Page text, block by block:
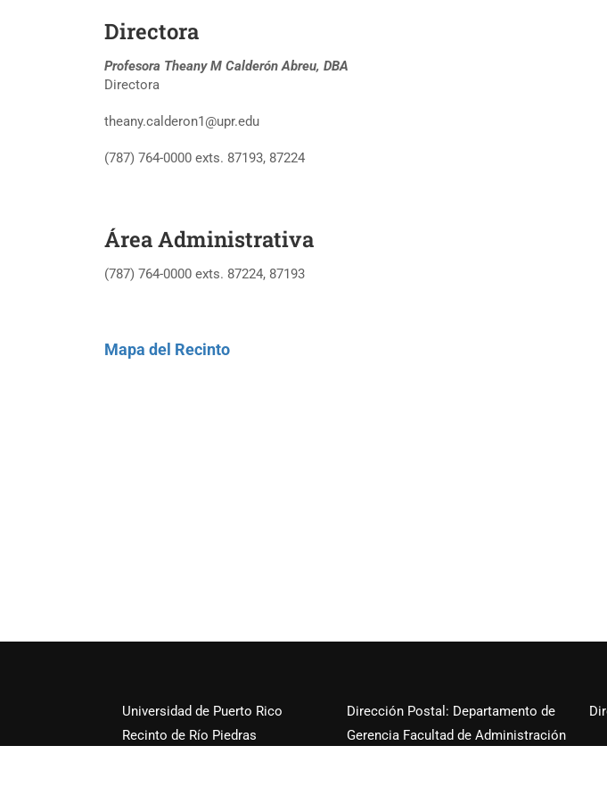
Directora
Profesora Theany M Calderón Abreu, DBA
Directora
theany.calderon1@upr.edu
(787) 764-0000 exts. 87193, 87224
Área Administrativa
(787) 764-0000 exts. 87224, 87193
Mapa del Recinto
Universidad de Puerto Rico
Recinto de Río Piedras
Dirección Postal: Departamento de
Gerencia Facultad de Administración